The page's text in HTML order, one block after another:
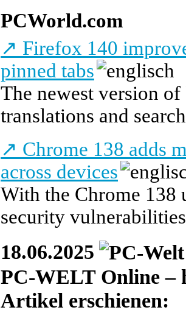
PCWorld.com
↗ Firefox 140
pinned tabs
The newest version
translations and
↗ Chrome 138 adds
across devices
With the Chrome 138
security
18.06.2025
PC-WELT Online –
Artikel erschienen: